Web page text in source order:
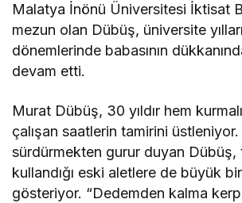
Malatya İnönü Üniversitesi İktisat
mezun olan Dübüş, üniversite
dönemlerinde babasının
devam etti.
Murat Dübüş, 30 yıldır hem
çalışan saatlerin tamirini
sürdürmekten gurur duyan Dübüş,
kullandığı eski aletlere de büyük
gösteriyor. “Dedemden kalma